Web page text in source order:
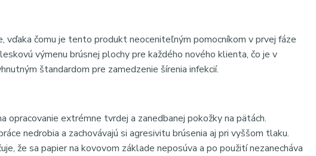
vďaka čomu je tento produkt neoceniteľným pomocníkom v prvej fáze
výmenu brúsnej plochy pre každého nového klienta, čo je v
štandardom pre zamedzenie šírenia infekcií.
opracovanie extrémne tvrdej a zanedbanej pokožky na pätách.
nedrobia a zachovávajú si agresivitu brúsenia aj pri vyššom tlaku.
že sa papier na kovovom základe neposúva a po použití nezanecháva